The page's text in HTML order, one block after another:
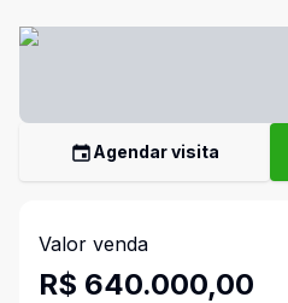
Agendar visita
Valor venda
R$ 640.000,00